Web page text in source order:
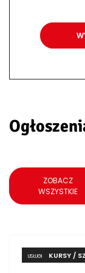
ZOBACZ
WSZYSTKIE
USŁUGI KURSY /